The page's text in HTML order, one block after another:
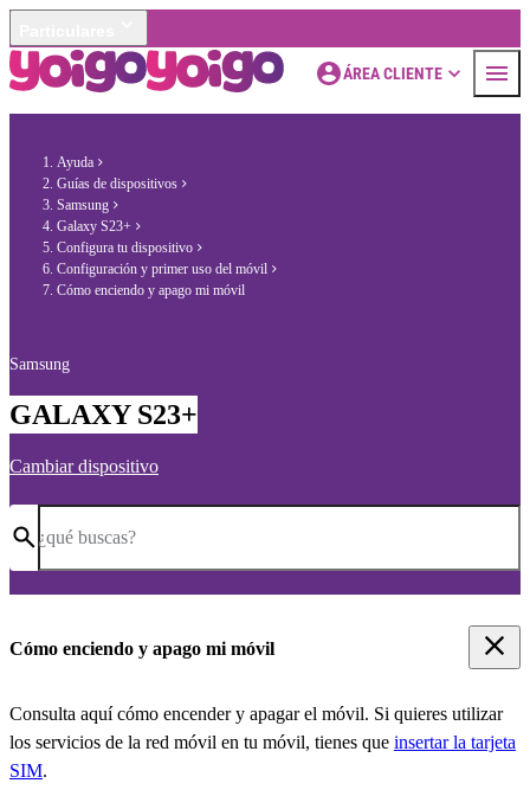
ÁREA CLIENTE
Ayuda
Guías de dispositivos
Samsung
Galaxy S23+
Configura tu dispositivo
Configuración y primer uso del móvil
Cómo enciendo y apago mi móvil
Samsung
GALAXY S23+
Cambiar dispositivo
¿qué buscas?
Cómo enciendo y apago mi móvil
Consulta aquí cómo encender y apagar el móvil. Si quieres utilizar
los servicios de la red móvil en tu móvil, tienes que insertar la tarjeta
SIM.